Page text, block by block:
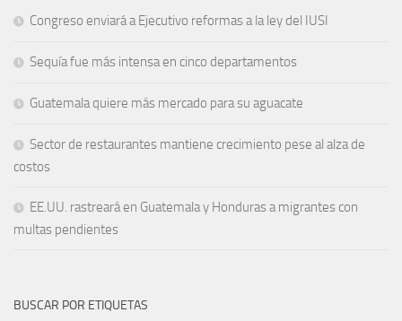
Congreso enviará a Ejecutivo reformas a la ley del IUSI
Sequía fue más intensa en cinco departamentos
Guatemala quiere más mercado para su aguacate
Sector de restaurantes mantiene crecimiento pese al alza de
costos
EE.UU. rastreará en Guatemala y Honduras a migrantes con
multas pendientes
BUSCAR POR ETIQUETAS